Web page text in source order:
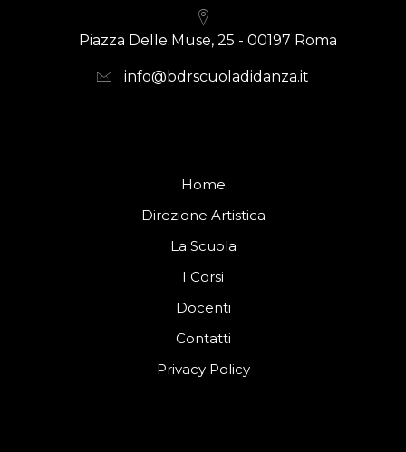
Piazza Delle Muse, 25 - 00197 Roma
info@bdrscuoladidanza.it
Home
Direzione Artistica
La Scuola
I Corsi
Docenti
Contatti
Privacy Policy